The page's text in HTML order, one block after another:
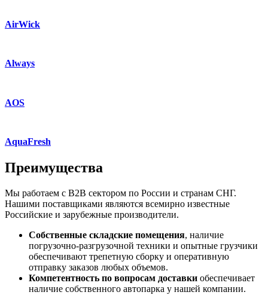
AirWick
Always
AOS
AquaFresh
Преимущества
Мы работаем с B2B сектором по России и странам СНГ.
Нашими поставщиками являются всемирно известные
Российские и зарубежные производители.
Собственные складские помещения, наличие
погрузочно-разгрузочной техники и опытные грузчики
обеспечивают трепетную сборку и оперативную
отправку заказов любых объемов.
Компетентность по вопросам доставки обеспечивает
наличие собственного автопарка у нашей компании.